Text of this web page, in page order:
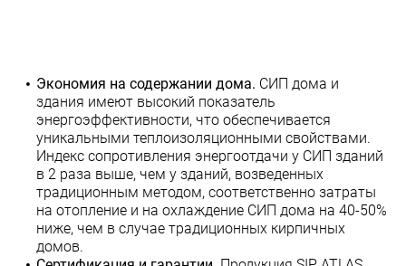
Экономия на содержании дома. СИП дома и
здания имеют высокий показатель
энергоэффективности, что обеспечивается
уникальными теплоизоляционными свойствами.
Индекс сопротивления энергоотдачи у СИП зданий
в 2 раза выше, чем у зданий, возведенных
традиционным методом, соответственно затраты
на отопление и на охлаждение СИП дома на 40-50%
ниже, чем в случае традиционных кирпичных
домов.